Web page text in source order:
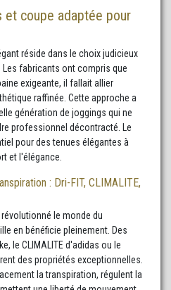
et coupe adaptée pour
réside dans le choix judicieux
fabricants ont compris que
exigeante, il fallait allier
raffinée. Cette approche a
génération de joggings qui ne
professionnel décontracté. Le
pour des tenues élégantes à
et l'élégance.
: Dri-FIT, CLIMALITE,
le monde du
en bénéficie pleinement. Des
le CLIMALITE d'adidas ou le
des propriétés exceptionnelles.
la transpiration, régulent la